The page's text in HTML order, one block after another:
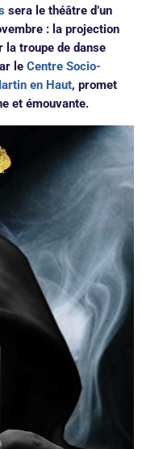
sera le théâtre d’un
: la projection
la troupe de danse
le Centre Socio-
en Haut, promet
et émouvante.